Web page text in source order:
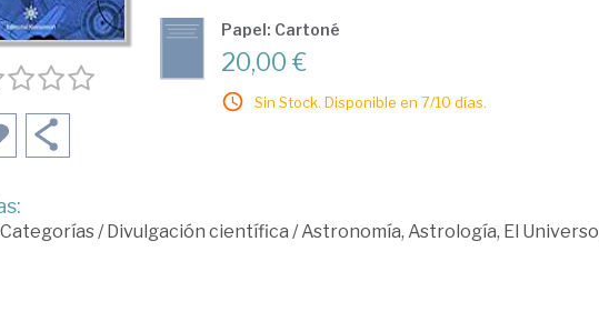
Papel: Cartoné
20,00 €
Sin Stock. Disponible en 7/10 días.
/Divulgación científica /Astronomía, Astrología, El Universo